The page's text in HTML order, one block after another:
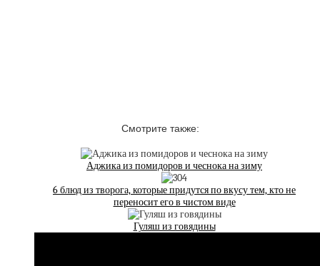
Смотрите также:
Аджика из помидоров и чеснока на зиму
6 блюд из творога, которые придутся по вкусу тем, кто не
переносит его в чистом виде
Гуляш из говядины